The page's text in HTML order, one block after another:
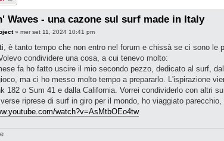
Waves - una cazone sul surf made in Italy
» mer set 11, 2024 10:41 pm
è tanto tempo che non entro nel forum e chissà se ci sono le
condividere una cosa, a cui tenevo molto:
fa ho fatto uscire il mio secondo pezzo, dedicato al surf,
ma ci ho messo molto tempo a prepararlo. L'ispirazione
182 o Sum 41 e dalla California. Vorrei condividerlo con altri
riprese di surf in giro per il mondo, ho viaggiato
watch?v=AsMtbOEo4tw